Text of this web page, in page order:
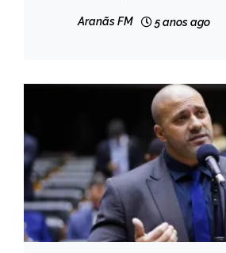
Aranãs FM 5 anos ago